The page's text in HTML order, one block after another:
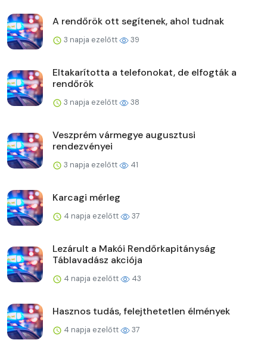
A rendőrök ott segítenek, ahol tudnak
3 napja ezelőtt 39
Eltakarította a telefonokat, de elfogták a
rendőrök
3 napja ezelőtt 38
Veszprém vármegye augusztusi
rendezvényei
3 napja ezelőtt 41
Karcagi mérleg
4 napja ezelőtt 37
Lezárult a Makói Rendőrkapitányság
Táblavadász akciója
4 napja ezelőtt 43
Hasznos tudás, felejthetetlen élmények
4 napja ezelőtt 37